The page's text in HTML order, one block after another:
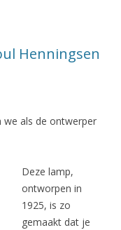
Henningsen
we als de ontwerper
Deze lamp,
ontworpen in
1925, is zo
gemaakt dat je